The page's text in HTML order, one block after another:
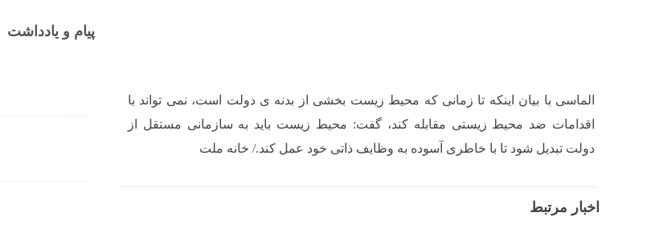
الماسی با بیان اینکه تا زمانی که محیط زیست بخشی از بدنه ی‌ دولت است، نمی تواند با
اقدامات ضد محیط زیستی مقابله کند، گفت: محیط زیست باید به سازمانی مستقل از
دولت تبدیل شود تا با خاطری آسوده به وظایف ذاتی خود عمل کند./ خانه ملت
اخبار مرتبط
پیام و یادداشت